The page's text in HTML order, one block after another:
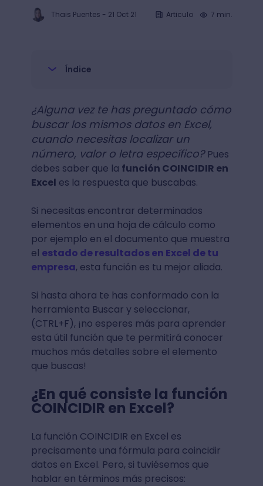
Thais Puentes - 21 Oct 21 Articulo 7 min.
Índice
¿Alguna vez te has preguntado cómo
buscar los mismos datos en Excel,
cuando necesitas localizar un
número, valor o letra específico? Pues
debes saber que la función COINCIDIR en
Excel es la respuesta que buscabas.
Si necesitas encontrar determinados
elementos en una hoja de cálculo como
por ejemplo en el documento que muestra
el estado de resultados en Excel de tu
empresa, esta función es tu mejor aliada.
Si hasta ahora te has conformado con la
herramienta Buscar y seleccionar,
(CTRL+F), ¡no esperes más para aprender
esta útil función que te permitirá conocer
muchos más detalles sobre el elemento
que buscas!
¿En qué consiste la función
COINCIDIR en Excel?
La función COINCIDIR en Excel es
precisamente una fórmula para coincidir
datos en Excel. Pero, si tuviésemos que
hablar en términos más precisos: